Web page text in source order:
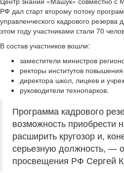
РФ дал старт второму потоку
управленческого кадрового
этом году участниками стали 70
В состав участников вошли:
заместители министров
ректоры институтов
директора школ, лицеев и
руководители технопарков.
Программа кадрового
возможность приобрести
расширить кругозор и,
серьезную должность, —
просвещения РФ Сергей